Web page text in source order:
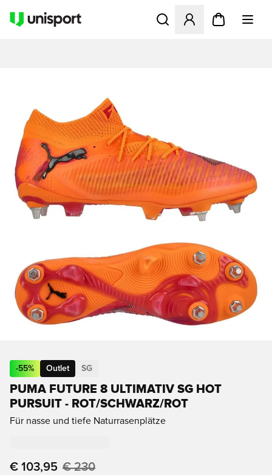
Öffnet ein Fenster zum
-55% Outlet SG
PUMA FUTURE 8 ULTIMATIV SG HOT
PURSUIT - ROT/SCHWARZ/ROT
Für nasse und tiefe Naturrasenplätze
€ 103,95 € 230